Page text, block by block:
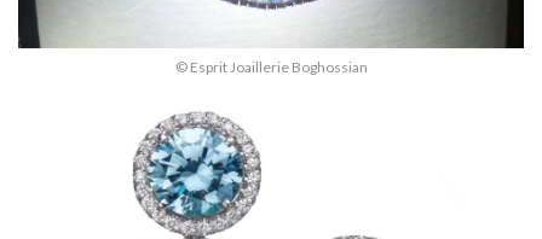
© Esprit Joaillerie Boghossian